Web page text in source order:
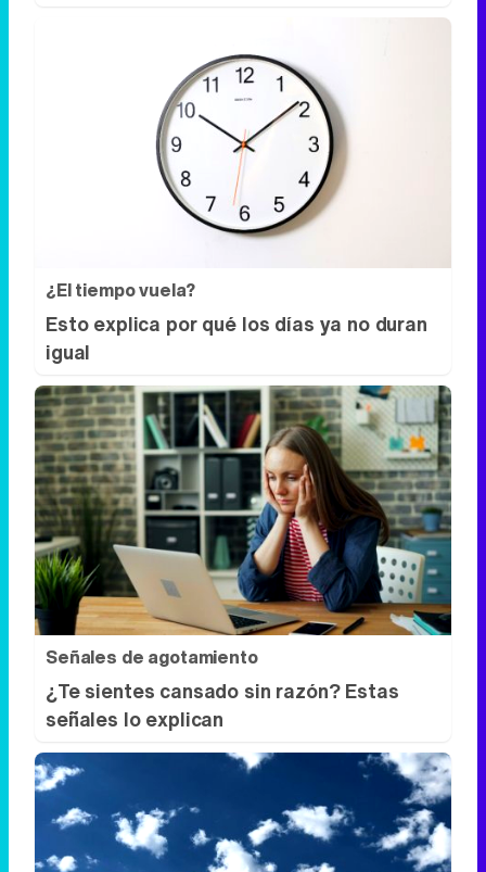
¿El tiempo vuela?
Esto explica por qué los días ya no duran
igual
Señales de agotamiento
¿Te sientes cansado sin razón? Estas
señales lo explican